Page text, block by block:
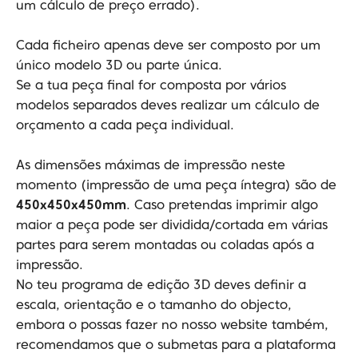
um cálculo de preço errado).
Cada ficheiro apenas deve ser composto por um
único modelo 3D ou parte única.
Se a tua peça final for composta por vários
modelos separados deves realizar um cálculo de
orçamento a cada peça individual.
As dimensões máximas de impressão neste
momento (impressão de uma peça íntegra) são de
450x450x450mm. Caso pretendas imprimir algo
maior a peça pode ser dividida/cortada em várias
partes para serem montadas ou coladas após a
impressão.
No teu programa de edição 3D deves definir a
escala, orientação e o tamanho do objecto,
embora o possas fazer no nosso website também,
recomendamos que o submetas para a plataforma